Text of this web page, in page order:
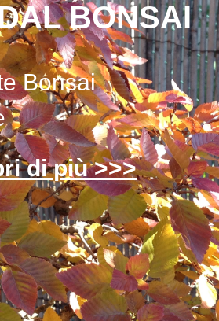
BONSAI
Bonsai
di più >>>